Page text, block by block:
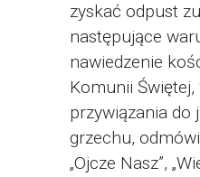
zyskać odpust
następujące
nawiedzenie
Komunii
przywiązania do
grzechu,
„Ojcze Nasz”,